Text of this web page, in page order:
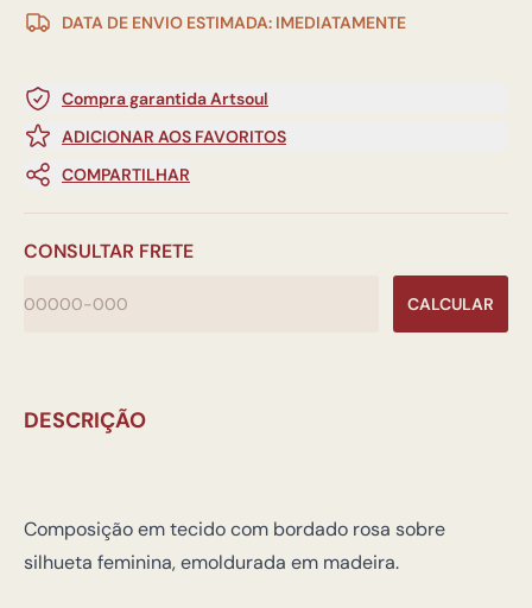
DATA DE ENVIO ESTIMADA: IMEDIATAMENTE
Compra garantida Artsoul
ADICIONAR AOS FAVORITOS
COMPARTILHAR
CONSULTAR FRETE
CALCULAR
DESCRIÇÃO
Composição em tecido com bordado rosa sobre
silhueta feminina, emoldurada em madeira.